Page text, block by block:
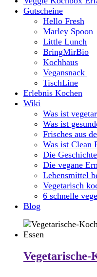
Gutscheine
Hello Fresh
Marley Spoon
Little Lunch
BringMirBio
Kochhaus
Vegansnack
TischLine
Erlebnis Kochen
Wiki
Was ist
Was ist
Frisches aus
Was ist Clean
Die
Die vegane
Lebensmittel
Vegetarisch
6 schnelle
Blog
Vegetarische-